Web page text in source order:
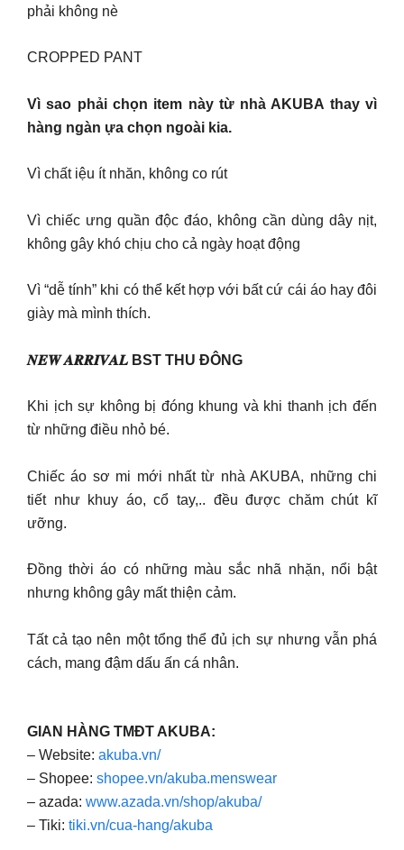
phải không nè
CROPPED PANT
Vì sao phải chọn item này từ nhà AKUBA thay vì
hàng ngàn ựa chọn ngoài kia.
Vì chất iệu ít nhăn, không co rút
Vì chiếc ưng quần độc đáo, không cần dùng dây nịt,
không gây khó chịu cho cả ngày hoạt động
Vì “dễ tính” khi có thể kết hợp với bất cứ cái áo hay đôi
giày mà mình thích.
𝑵𝑬𝑾 𝑨𝑹𝑹𝑰𝑽𝑨𝑳 BST THU ĐÔNG
Khi ịch sự không bị đóng khung và khi thanh ịch đến
từ những điều nhỏ bé.
Chiếc áo sơ mi mới nhất từ nhà AKUBA, những chi
tiết như khuy áo, cổ tay,.. đều được chăm chút kĩ
ưỡng.
Đồng thời áo có những màu sắc nhã nhặn, nổi bật
nhưng không gây mất thiện cảm.
Tất cả tạo nên một tổng thể đủ ịch sự nhưng vẫn phá
cách, mang đậm dấu ấn cá nhân.
GIAN HÀNG TMĐT AKUBA:
– Website: akuba.vn/
– Shopee: shopee.vn/akuba.menswear
– azada: www.azada.vn/shop/akuba/
– Tiki: tiki.vn/cua-hang/akuba